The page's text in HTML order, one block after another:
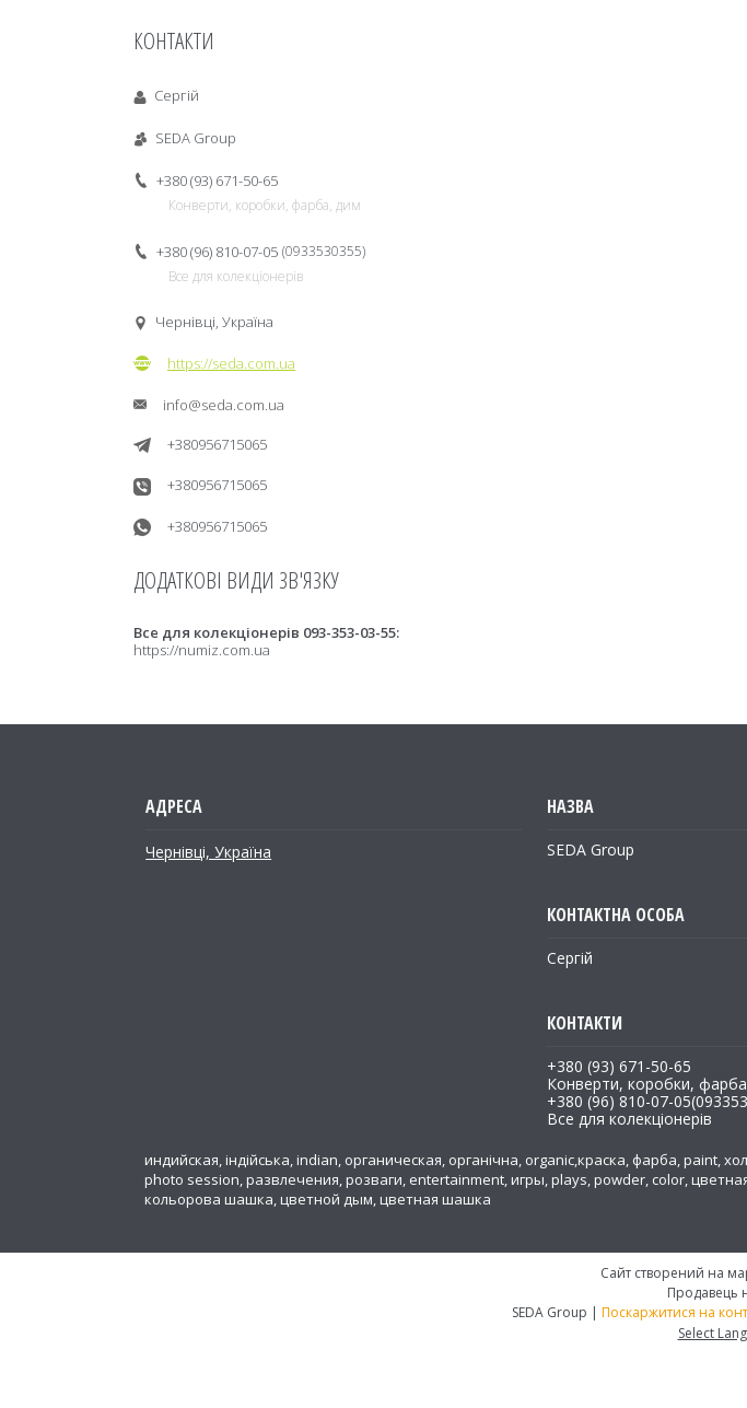
КОНТАКТИ
Сергій
SEDA Group
+380 (93) 671-50-65
Конверти, коробки, фарба, дим
+380 (96) 810-07-05 0933530355
Все для колекціонерів
Чернівці, Україна
https://seda.com.ua
info@seda.com.ua
+380956715065
+380956715065
+380956715065
Все для колекціонерів 093-353-03-55
https://numiz.com.ua
Чернівці, Україна SEDA Group
Сергій
+380 (93) 671-50-65
Конверти, коробки,
+380 (96) 810-07-05
Все для колекціонерів
индийская, індійська, indian, органическая, органічна, organic,краска, фарба, paint,
photo session, развлечения, розваги, entertainment, игры, plays, powder, color,
кольорова шашка, цветной дым, цветная шашка
Сайт створений на
Продавець
SEDA Group | Поскаржитися на
Select